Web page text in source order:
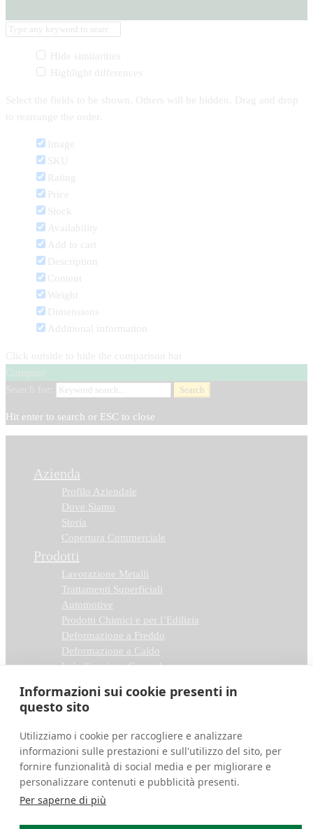
Hide similarities
Highlight differences
Select the fields to be shown. Others will be hidden. Drag and drop
to rearrange the order.
Image
SKU
Rating
Price
Stock
Availability
Add to cart
Description
Content
Weight
Dimensions
Additional information
Click outside to hide the comparison bar
Compare
Search
Hit enter to search or ESC to close
Azienda
Profilo Aziendale
Dove Siamo
Storia
Copertura Commerciale
Prodotti
Lavorazione Metalli
Trattamenti Superficiali
Automotive
Prodotti Chimici e per l’Edilizia
Deformazione a Freddo
Deformazione a Caldo
Lubrificazione Generale
Doctor Lubra
Dove siamo
Scrivici
Informazioni sui cookie presenti in
questo sito
Utilizziamo i cookie per raccogliere e analizzare
informazioni sulle prestazioni e sull'utilizzo del sito, per
fornire funzionalità di social media e per migliorare e
personalizzare contenuti e pubblicità presenti.
Per saperne di più